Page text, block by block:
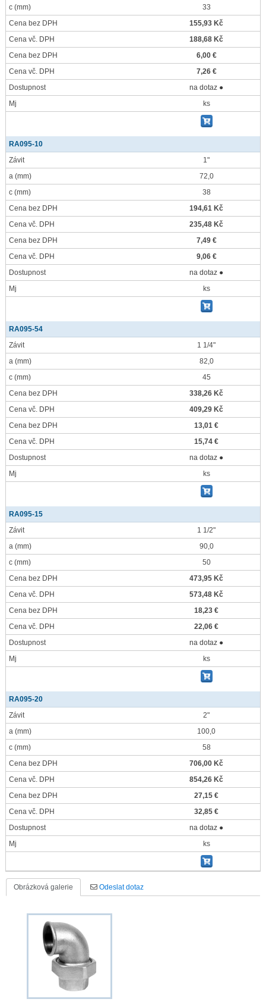
c (mm)
33
Cena bez DPH
155,93 Kč
Cena vč. DPH
188,68 Kč
Cena bez DPH
6,00 €
Cena vč. DPH
7,26 €
Dostupnost
na dotaz ●
Mj
ks
RA095-10
Závit
1"
a (mm)
72,0
c (mm)
38
Cena bez DPH
194,61 Kč
Cena vč. DPH
235,48 Kč
Cena bez DPH
7,49 €
Cena vč. DPH
9,06 €
Dostupnost
na dotaz ●
Mj
ks
RA095-54
Závit
1 1/4"
a (mm)
82,0
c (mm)
45
Cena bez DPH
338,26 Kč
Cena vč. DPH
409,29 Kč
Cena bez DPH
13,01 €
Cena vč. DPH
15,74 €
Dostupnost
na dotaz ●
Mj
ks
RA095-15
Závit
1 1/2"
a (mm)
90,0
c (mm)
50
Cena bez DPH
473,95 Kč
Cena vč. DPH
573,48 Kč
Cena bez DPH
18,23 €
Cena vč. DPH
22,06 €
Dostupnost
na dotaz ●
Mj
ks
RA095-20
Závit
2"
a (mm)
100,0
c (mm)
58
Cena bez DPH
706,00 Kč
Cena vč. DPH
854,26 Kč
Cena bez DPH
27,15 €
Cena vč. DPH
32,85 €
Dostupnost
na dotaz ●
Mj
ks
Obrázková galerie Odeslat dotaz